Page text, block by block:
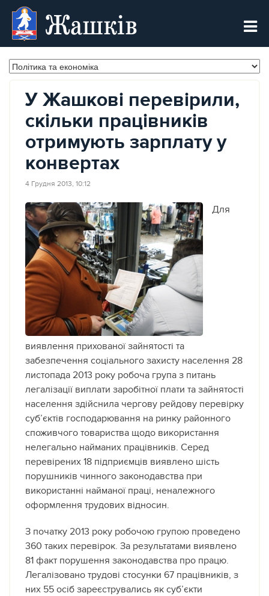
Жашків
У Жашкові перевірили,
скільки працівників
отримують зарплату у
конвертах
4 Грудня 2013, 10:12
Для
виявлення прихованої зайнятості та
забезпечення соціального захисту населення 28
листопада 2013 року робоча група з питань
легалізації виплати заробітної плати та зайнятості
населення здійснила чергову рейдову перевірку
суб’єктів господарювання на ринку районного
споживчого товариства щодо використання
нелегально найманих працівників. Серед
перевірених 18 підприємців виявлено шість
порушників чинного законодавства при
використанні найманої праці, неналежного
оформлення трудових відносин.
З початку 2013 року робочою групою проведено
360 таких перевірок. За результатами виявлено
81 факт порушення законодавства про працю.
Легалізовано трудові стосунки 67 працівників, з
них 55 осіб зареєструвались як суб’єкти